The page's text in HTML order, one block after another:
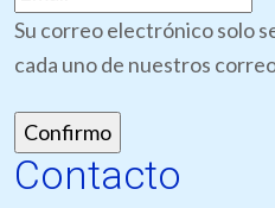
Su correo electrónico solo
cada uno de nuestros
Contacto